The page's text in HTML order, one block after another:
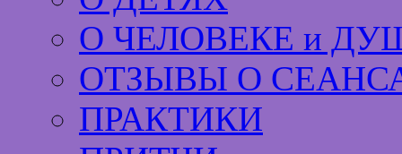
О ЧЕЛОВЕКЕ и
ОТЗЫВЫ О
ПРАКТИКИ